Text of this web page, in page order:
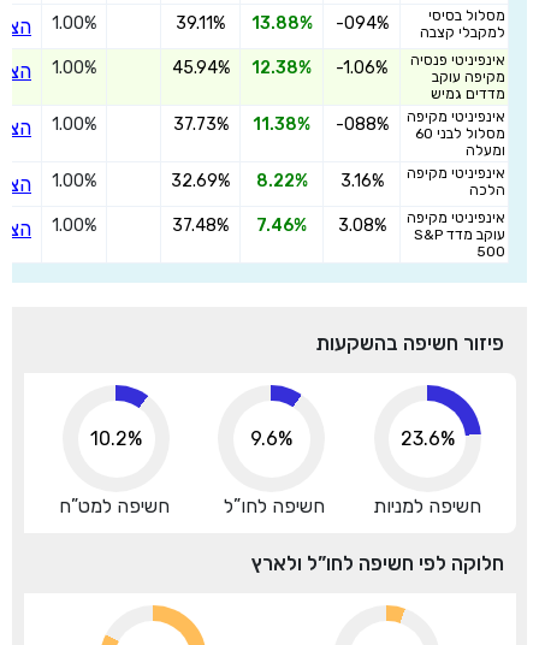
מסלול בסיסי
למקבלי קצבה
-094%
13.88%
39.11%
1.00%
אינפיניטי פנסיה
מקיפה עוקב
מדדים גמיש
-1.06%
12.38%
45.94%
1.00%
אינפיניטי מקיפה
מסלול לבני 60
ומעלה
-088%
11.38%
37.73%
1.00%
אינפיניטי מקיפה
הלכה
3.16%
8.22%
32.69%
1.00%
אינפיניטי מקיפה
עוקב מדד S&P
500
3.08%
7.46%
37.48%
1.00%
פיזור חשיפה בהשקעות
23.6%
חשיפה למניות
9.6%
חשיפה לחו”ל
10.2%
חשיפה למט”ח
חלוקה לפי חשיפה לחו”ל ולארץ